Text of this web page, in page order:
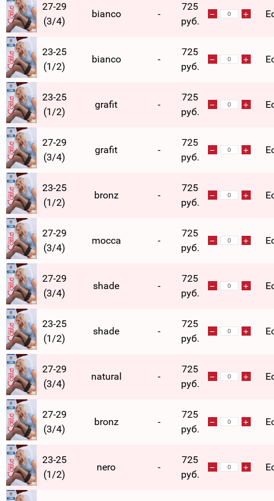
27-29
(3/4)
bianco -
725
руб.
23-25
(1/2)
bianco -
725
руб.
23-25
(1/2)
grafit -
725
руб.
27-29
(3/4)
grafit -
725
руб.
23-25
(1/2)
bronz -
725
руб.
27-29
(3/4)
mocca -
725
руб.
27-29
(3/4)
shade -
725
руб.
23-25
(1/2)
shade -
725
руб.
27-29
(3/4)
natural -
725
руб.
27-29
(3/4)
bronz -
725
руб.
23-25
(1/2)
nero -
725
руб.